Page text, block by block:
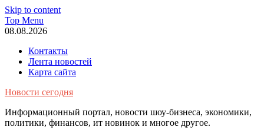
Skip to content
Top Menu
08.08.2026
Контакты
Лента новостей
Карта сайта
Новости сегодня
Информационный портал, новости шоу-бизнеса, экономики,
политики, финансов, ит новинок и многое другое.